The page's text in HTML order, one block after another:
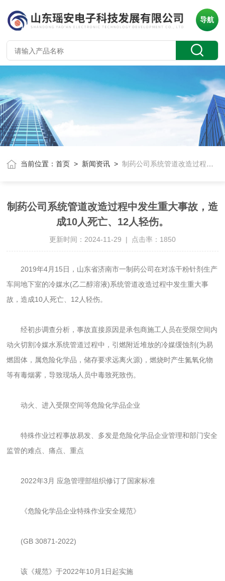
导航
当前位置：首页 > 新闻资讯 >制药公司系统管道改造过程中发生重大事故，造成10人死亡、12人轻伤。
制药公司系统管道改造过程中发生重大事故，造
成10人死亡、12人轻伤。
更新时间：2024-11-29 | 点击率：1850
2019年4月15日，山东省济南市一制药公司在对冻干粉针剂生产
车间地下室的冷媒水(乙二醇溶液)系统管道改造过程中发生重大事
故，造成10人死亡、12人轻伤。
经初步调查分析，事故直接原因是承包商施工人员在受限空间内
动火切割冷媒水系统管道过程中，引燃附近堆放的冷媒缓蚀剂(为易
燃固体，属危险化学品，储存要求远离火源)，燃烧时产生氮氧化物
等有毒烟雾，导致现场人员中毒致死致伤。
动火、进入受限空间等危险化学品企业
特殊作业过程事故易发、多发是危险化学品企业管理和部门安全
监管的难点、痛点、重点
2022年3月 应急管理部组织修订了国家标准
《危险化学品企业特殊作业安全规范》
(GB 30871-2022)
该《规范》于2022年10月1日起实施